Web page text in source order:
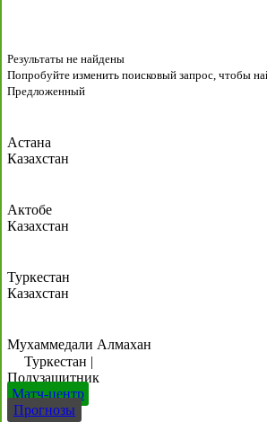
Результаты не найдены
Попробуйте изменить поисковый запрос, чтобы
Предложенный
Астана
Казахстан
Актобе
Казахстан
Туркестан
Казахстан
Мухаммедали Алмахан
Туркестан |
Полузащитник
Матч-центр
Прогнозы